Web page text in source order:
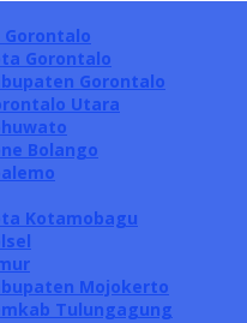
Gorontalo
Gorontalo
Gorontalo
Utara
Bolango
Kotamobagu
Mojokerto
Tulungagung